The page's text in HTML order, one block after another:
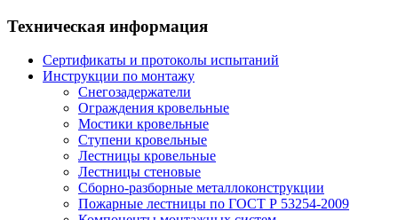
Техническая информация
Сертификаты и протоколы испытаний
Инструкции по монтажу
Снегозадержатели
Ограждения кровельные
Мостики кровельные
Ступени кровельные
Лестницы кровельные
Лестницы стеновые
Сборно-разборные металлоконструкции
Пожарные лестницы по ГОСТ Р 53254-2009